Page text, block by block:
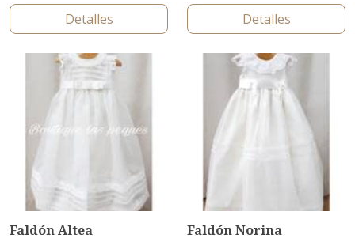
Detalles
Detalles
Faldón Altea
Faldón Norina